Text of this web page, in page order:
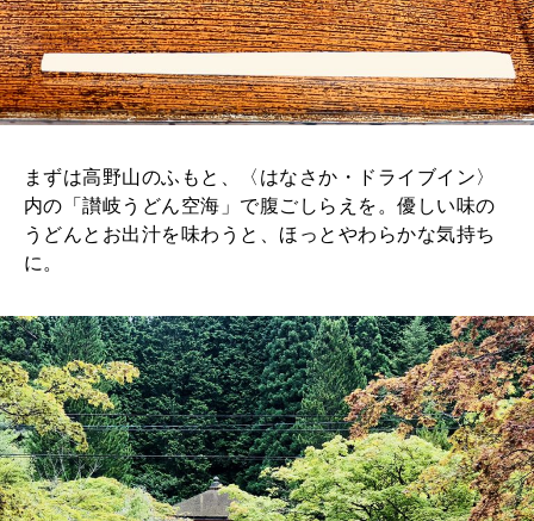
まずは高野山のふもと、〈はなさか・ドライブイン〉
内の「讃岐うどん空海」で腹ごしらえを。優しい味の
うどんとお出汁を味わうと、ほっとやわらかな気持ち
に。